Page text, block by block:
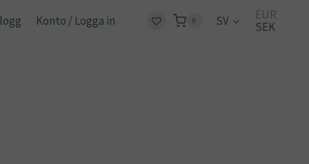
Konto / Logga in 0 SV
EUR
SEK